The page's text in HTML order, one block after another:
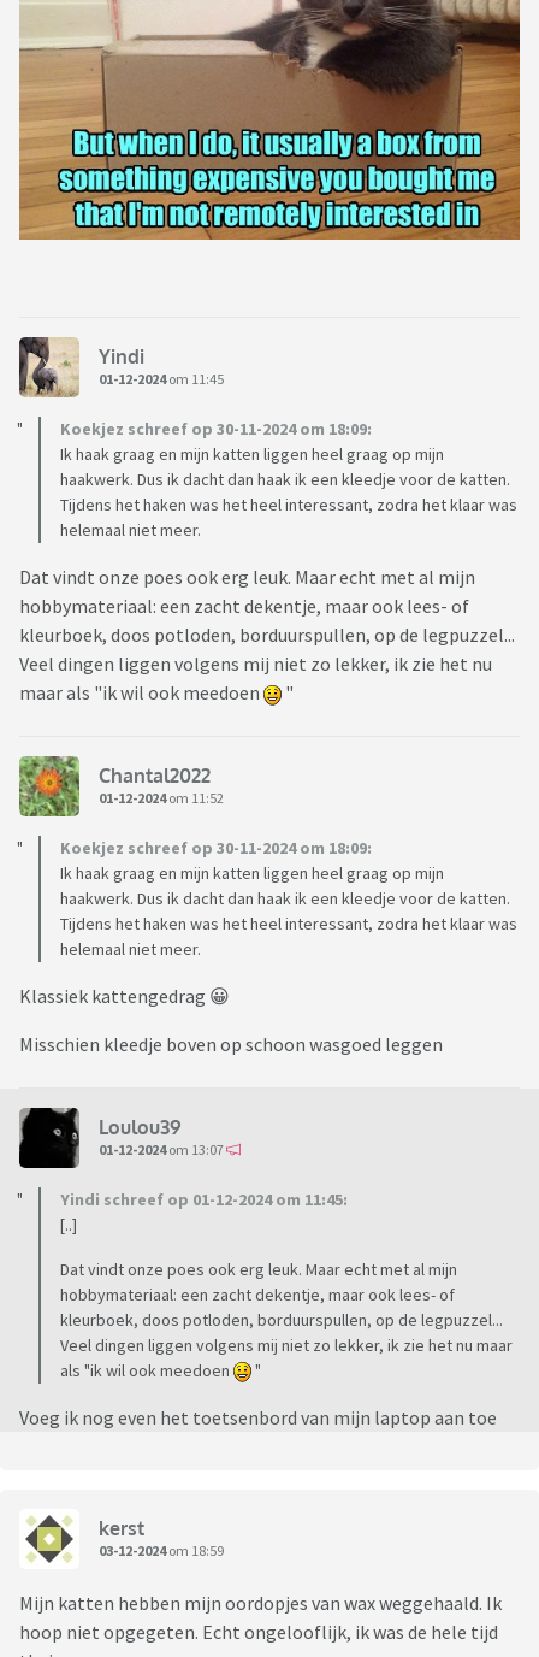
Yindi
01-12-2024om 11:45
Koekjez schreef op 30-11-2024 om 18:09:
Ik haak graag en mijn katten liggen heel graag op mijn
haakwerk. Dus ik dacht dan haak ik een kleedje voor de katten.
Tijdens het haken was het heel interessant, zodra het klaar was
helemaal niet meer.
Dat vindt onze poes ook erg leuk. Maar echt met al mijn
hobbymateriaal: een zacht dekentje, maar ook lees- of
kleurboek, doos potloden, borduurspullen, op de legpuzzel...
Veel dingen liggen volgens mij niet zo lekker, ik zie het nu
maar als "ik wil ook meedoen
"
Chantal2022
01-12-2024om 11:52
Koekjez schreef op 30-11-2024 om 18:09:
Ik haak graag en mijn katten liggen heel graag op mijn
haakwerk. Dus ik dacht dan haak ik een kleedje voor de katten.
Tijdens het haken was het heel interessant, zodra het klaar was
helemaal niet meer.
Klassiek kattengedrag 😀
Misschien kleedje boven op schoon wasgoed leggen
Loulou39
01-12-2024om 13:07
Yindi schreef op 01-12-2024 om 11:45:
[..]
Dat vindt onze poes ook erg leuk. Maar echt met al mijn
hobbymateriaal: een zacht dekentje, maar ook lees- of
kleurboek, doos potloden, borduurspullen, op de legpuzzel...
Veel dingen liggen volgens mij niet zo lekker, ik zie het nu maar
als "ik wil ook meedoen
"
Voeg ik nog even het toetsenbord van mijn laptop aan toe
kerst
03-12-2024om 18:59
Mijn katten hebben mijn oordopjes van wax weggehaald. Ik
hoop niet opgegeten. Echt ongelooflijk, ik was de hele tijd